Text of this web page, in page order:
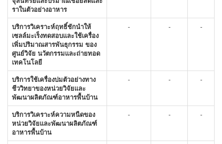
ราในตัวอย่างอาหาร
บริการวิเคราะห์ฤทธิ์ชักนำให้
เซลล์มะเร็งทดสอบและใช้เครื่อง
เพิ่มปริมาณสารพันธุกรรม ของ
ศูนย์วิจัย นวัตกรรมและถ่ายทอด
เทคโนโลยี
- - -
บริการใช้เครื่องบ่มตัวอย่างทาง
ชีววิทยาของหน่วยวิจัยและ
พัฒนาผลิตภัณฑ์อาหารพื้นบ้าน
- - -
บริการวิเคราะห์ความหนืดของ
หน่วยวิจัยและพัฒนาผลิตภัณฑ์
อาหารพื้นบ้าน
- - -